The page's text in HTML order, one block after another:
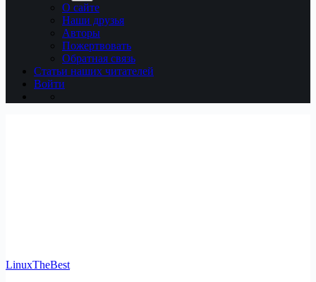
О сайте
Наши друзья
Авторы
Пожертвовать
Обратная связь
Статьи наших читателей
Войти
LinuxTheBest